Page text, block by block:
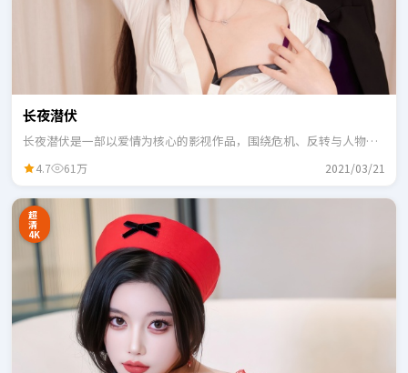
长夜潜伏
长夜潜伏是一部以爱情为核心的影视作品，围绕危机、反转与人物成
4.7 61万 2021/03/21
超
清
4K